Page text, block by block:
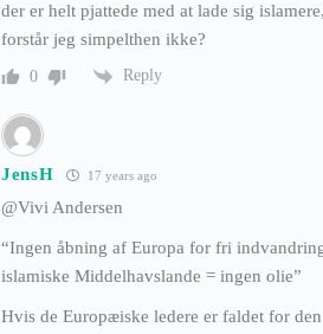
der er helt pjattede med at lade sig
forstår jeg simpelthen ikke?
0 Reply
JensH 17 years ago
@Vivi Andersen
“Ingen åbning af Europa for fri
islamiske Middelhavslande = ingen olie”
Hvis de Europæiske ledere er faldet for